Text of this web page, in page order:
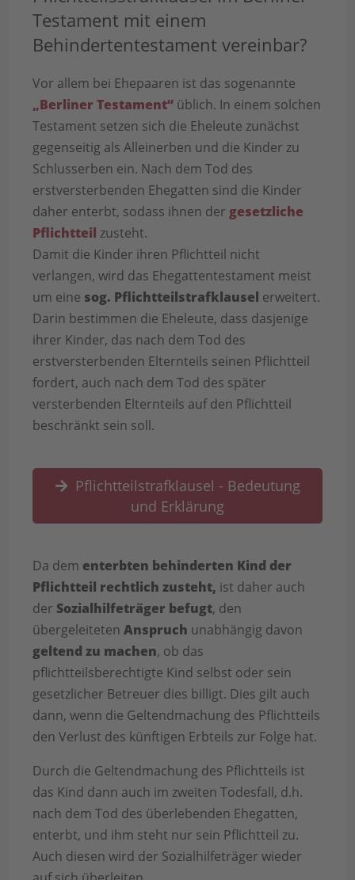
Testament mit einem
Behindertentestament vereinbar?
Vor allem bei Ehepaaren ist das sogenannte
„Berliner Testament“ üblich. In einem solchen
Testament setzen sich die Eheleute zunächst
gegenseitig als Alleinerben und die Kinder zu
Schlusserben ein. Nach dem Tod des
erstversterbenden Ehegatten sind die Kinder
daher enterbt, sodass ihnen der gesetzliche
Pflichtteil zusteht.
Damit die Kinder ihren Pflichtteil nicht
verlangen, wird das Ehegattentestament meist
um eine sog. Pflichtteilstrafklausel erweitert.
Darin bestimmen die Eheleute, dass dasjenige
ihrer Kinder, das nach dem Tod des
erstversterbenden Elternteils seinen Pflichtteil
fordert, auch nach dem Tod des später
versterbenden Elternteils auf den Pflichtteil
beschränkt sein soll.
Pflichtteilstrafklausel - Bedeutung
und Erklärung
Da dem enterbten behinderten Kind der
Pflichtteil rechtlich zusteht, ist daher auch
der Sozialhilfeträger befugt, den
übergeleiteten Anspruch unabhängig davon
geltend zu machen, ob das
pflichtteilsberechtigte Kind selbst oder sein
gesetzlicher Betreuer dies billigt. Dies gilt auch
dann, wenn die Geltendmachung des Pflichtteils
den Verlust des künftigen Erbteils zur Folge hat.
Durch die Geltendmachung des Pflichtteils ist
das Kind dann auch im zweiten Todesfall, d.h.
nach dem Tod des überlebenden Ehegatten,
enterbt, und ihm steht nur sein Pflichtteil zu.
Auch diesen wird der Sozialhilfeträger wieder